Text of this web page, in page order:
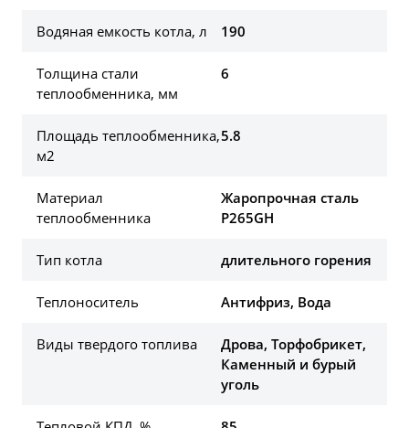
Водяная емкость котла, л 190
Толщина стали
теплообменника, мм
6
Площадь теплообменника,
м2
5.8
Материал
теплообменника
Жаропрочная сталь
P265GH
Тип котла длительного горения
Теплоноситель Антифриз, Вода
Виды твердого топлива
Дрова, Торфобрикет,
Каменный и бурый
уголь